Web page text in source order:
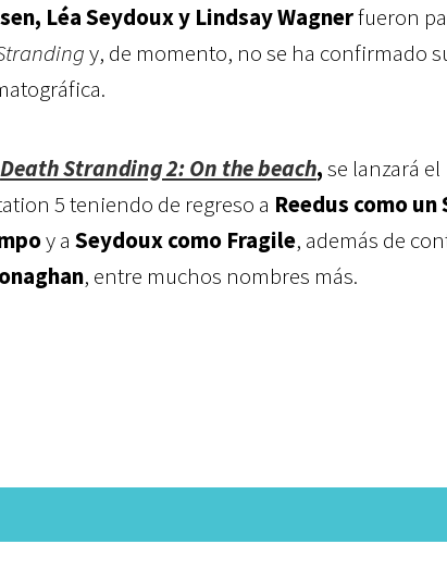
Léa Seydoux y Lindsay Wagnerfueron
y, de momento, no se ha confirmado
Death Stranding 2: On the beach,se lanzará el
5 teniendo de regreso a Reedus como un
y a Seydoux como Fragile, además de
, entre muchos nombres más.